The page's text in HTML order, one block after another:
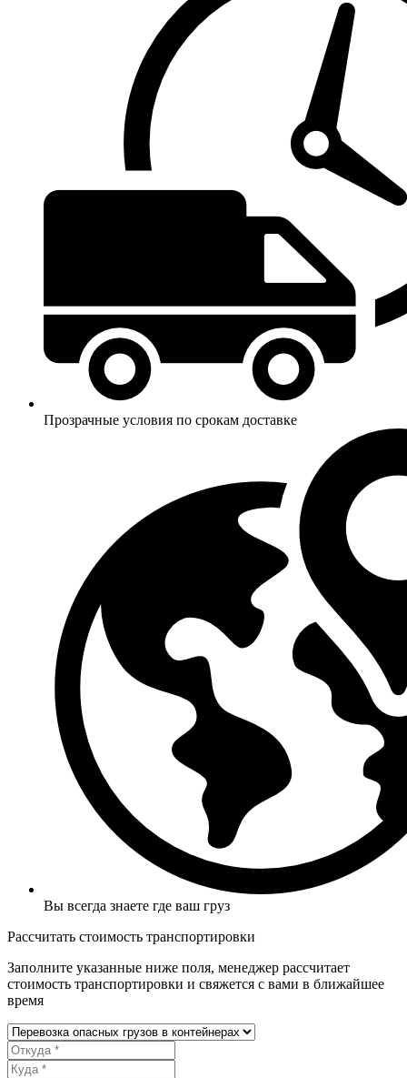
Прозрачные условия по срокам доставке
Вы всегда знаете где ваш груз
Рассчитать стоимость транспортировки
Заполните указанные ниже поля, менеджер рассчитает
стоимость транспортировки и свяжется с вами в ближайшее
время